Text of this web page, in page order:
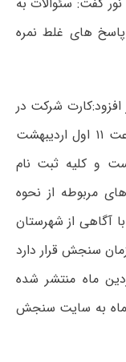
های غلط نمره
افزود:کارت شرکت در
آزمون فراگیر ارشد دانشگاه پیام نور از ساعت ۱۱ اول اردیبهشت
و کلیه ثبت نام
مربوطه از نحوه
آگاهی از شهرستان
سنجش قرار دارد
سنجش ۲۴ و ۳۱ فروردین ماه منتشر شده
۳ اردیبهشت ماه به سایت سنجش